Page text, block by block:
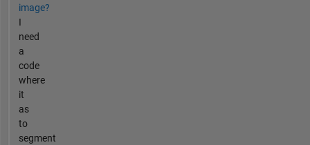
image?
I
need
a
code
where
it
as
to
segment